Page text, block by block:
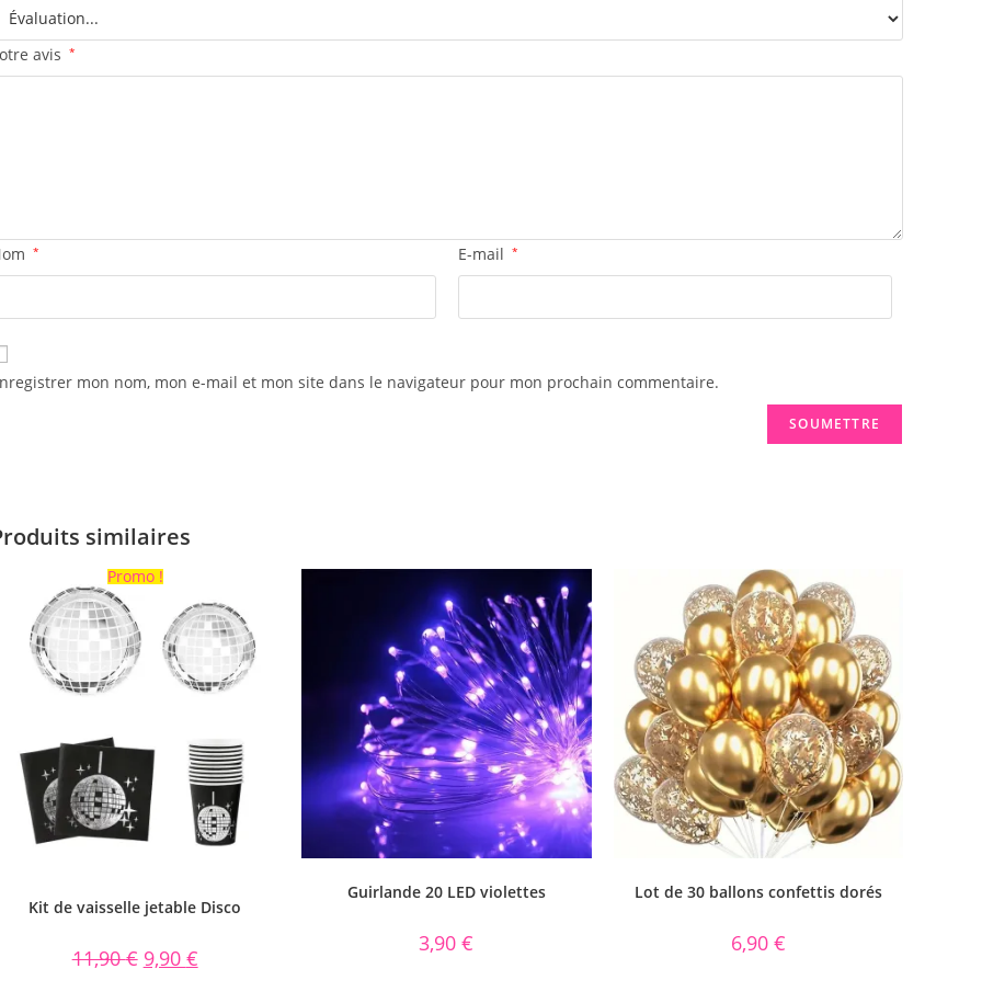
avis *
* E-mail *
mon nom, mon e-mail et mon site dans le navigateur pour mon prochain commentaire.
similaires
Promo !
Kit de vaisselle jetable Disco
11,90€ 9,90 €
Guirlande 20 LED violettes
3,90€
Lot de 30 ballons confettis dorés
6,90 €